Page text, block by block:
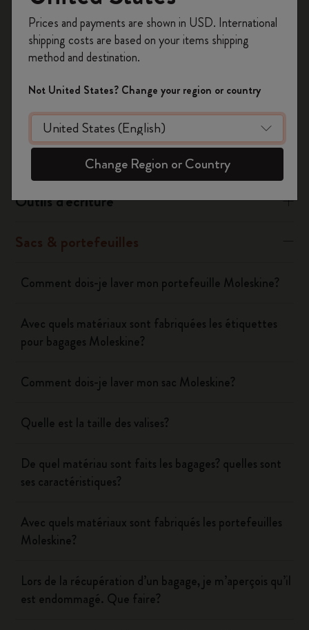
Was this answer helpful?
Oui
Non
Carnets
Outils d'écriture
Sacs & portefeuilles
Comment dois-je laver mon portefeuille Moleskine?
Avec quels matériaux sont fabriquées les étiquettes
pour bagages Moleskine?
Comment dois-je laver mon sac Moleskine?
Quelle est la taille des valises?
De quel matériau sont faits les bagages? quelles sont
ses caractéristiques?
Avec quels matériaux sont fabriqués les portefeuilles
Moleskine?
Lors de la récupération d’un bagage, je m’aperçois qu’il
est endommagé. Que faire?
de remise ainsi que de frais de port gratuits
sur votre première commandeen utilisant le
codeWELCOME10.
Créez un compte Moleskine pour accéder à des
offres exclusives, des avantages réservés aux
membres et davantage d’inspiration.
Créer un compte!
Prices and payments are shown in USD. International
shipping costs are based on your items shipping
method and destination.
Not United States? Change your region or country
Change Region or Country